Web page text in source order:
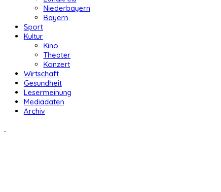
Niederbayern
Bayern
Sport
Kultur
Kino
Theater
Konzert
Wirtschaft
Gesundheit
Lesermeinung
Mediadaten
Archiv